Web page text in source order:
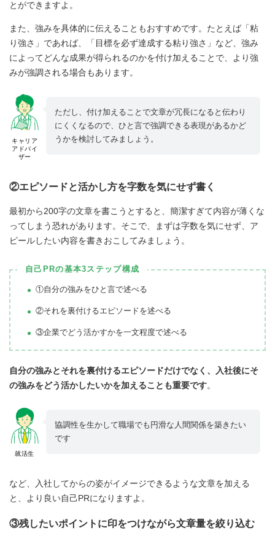
とができますよ。
また、強みを具体的に伝えることもおすすめです。たとえば「粘
り強さ」であれば、「目標を必ず達成する粘り強さ」など、強み
によってどんな成果が得られるのかを付け加えることで、より強
みが強調される場合もあります。
キャリア
アドバイ
ザー
ただし、付け加えることで文章が冗長になると伝わり
にくくなるので、ひと言で強調できる表現があるかど
うかを検討してみましょう。
②エピソードと活かし方を字数を気にせず書く
最初から200字の文章を書こうとすると、簡潔すぎて内容が薄くな
ってしまう恐れがあります。そこで、まずは字数を気にせず、ア
ピールしたい内容を書きおこしてみましょう。
自己PRの基本3ステップ構成
①自分の強みをひと言で述べる
②それを裏付けるエピソードを述べる
③企業でどう活かすかを一文程度で述べる
自分の強みとそれを裏付けるエピソードだけでなく、入社後にそ
の強みをどう活かしたいかを加えることも重要です。
就活生
協調性を生かして職場でも円滑な人間関係を築きたい
です
など、入社してからの姿がイメージできるような文章を加える
と、より良い自己PRになりますよ。
③残したいポイントに印をつけながら文章量を絞り込む